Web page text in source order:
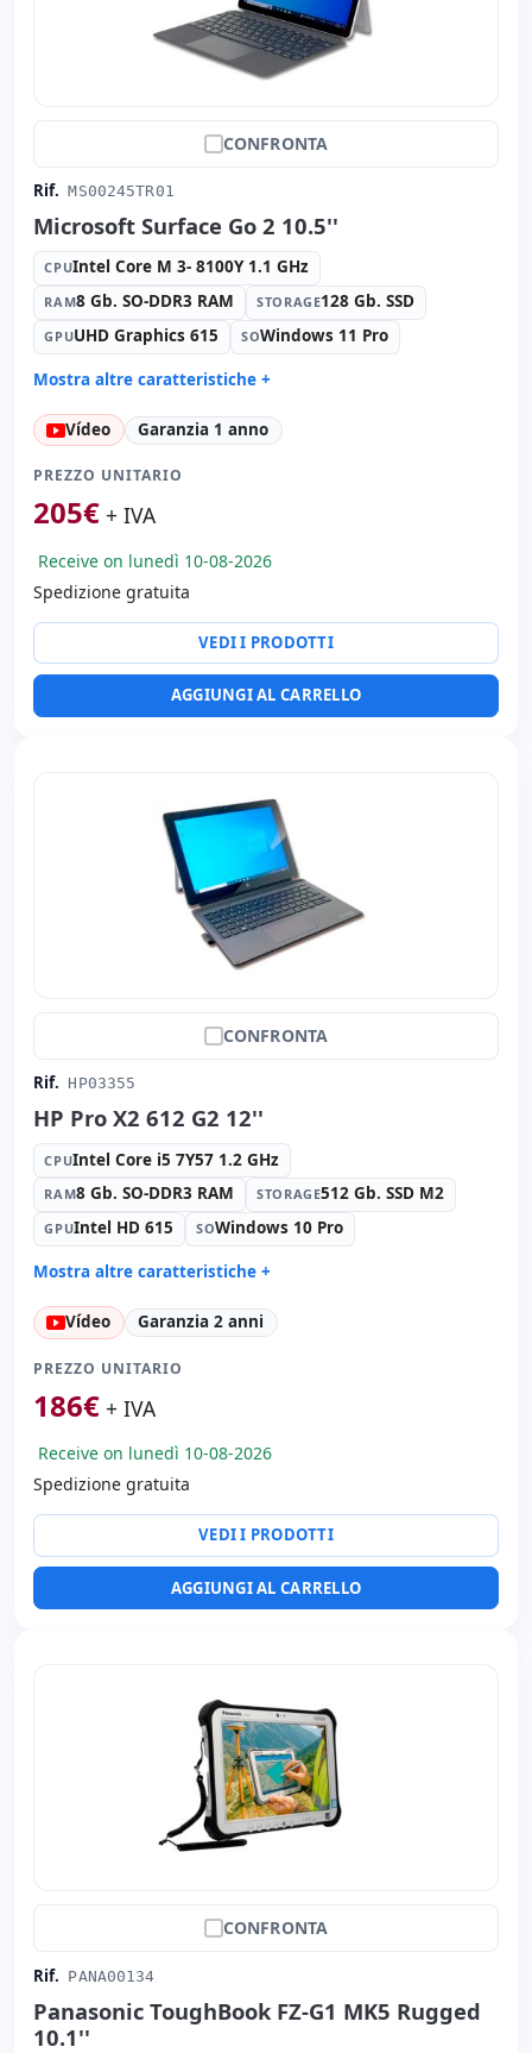
CONFRONTA
Rif. MS00245TR01
Microsoft Surface Go 2 10.5''
CPUIntel Core M 3- 8100Y 1.1 GHz
RAM8 Gb. SO-DDR3 RAM STORAGE128 Gb. SSD
GPUUHD Graphics 615 SOWindows 11 Pro
Mostra altre caratteristiche +
Suono: Realtek High Definition Audio
Porte: USB-C
Tattile 10.5 '' FullHD 16:
Multimedia:
frontale
Connettività: WIFI · Bluetooth
Altri: Imballaggio hR
Vídeo Garanzia 1 anno
PREZZO UNITARIO
205€ + IVA
Receive on lunedì 10-08-2026
Spedizione gratuita
VEDI I PRODOTTI
AGGIUNGI AL CARRELLO
CONFRONTA
Rif. HP03355
HP Pro X2 612 G2 12''
CPUIntel Core i5 7Y57 1.2 GHz
RAM8 Gb. SO-DDR3 RAM STORAGE512 Gb. SSD M2
GPUIntel HD 615 SOWindows 10 Pro
Mostra altre caratteristiche +
Suono: Conexant ISST audio
Carte: Rete:
Porte: USB 3.0 · USB-C
Tattile 12 '' FullHD 16:
Webcam frontale
Connettività: WIFI · Bluetooth
30x22x1.5 cm.
Peso: 1.20 Kg.
Vídeo Garanzia 2 anni
PREZZO UNITARIO
186€ + IVA
Receive on lunedì 10-08-2026
Spedizione gratuita
VEDI I PRODOTTI
AGGIUNGI AL CARRELLO
CONFRONTA
Rif. PANA00134
Panasonic ToughBook FZ-G1 MK5 Rugged
10.1''